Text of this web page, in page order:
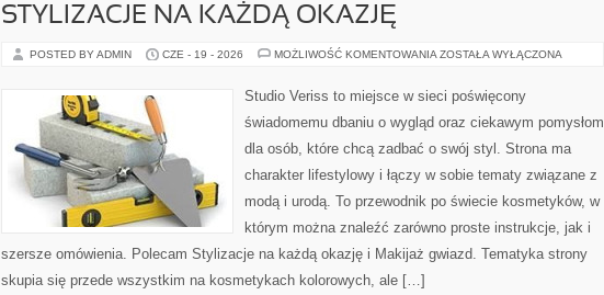
STYLIZACJE NA KAŻDĄ OKAZJĘ
POSTED BY ADMIN CZE - 19 - 2026 MOŻLIWOŚĆ KOMENTOWANIA STYLIZACJE
OKAZJĘ
ZOSTAŁA WYŁĄCZONA
Studio Veriss to miejsce w sieci poświęcony
świadomemu dbaniu o wygląd oraz ciekawym pomysłom
dla osób, które chcą zadbać o swój styl. Strona ma
charakter lifestylowy i łączy w sobie tematy związane z
modą i urodą. To przewodnik po świecie kosmetyków, w
którym można znaleźć zarówno proste instrukcje, jak i
szersze omówienia. Polecam Stylizacje na każdą okazję i Makijaż gwiazd. Tematyka strony
skupia się przede wszystkim na kosmetykach kolorowych, ale […]